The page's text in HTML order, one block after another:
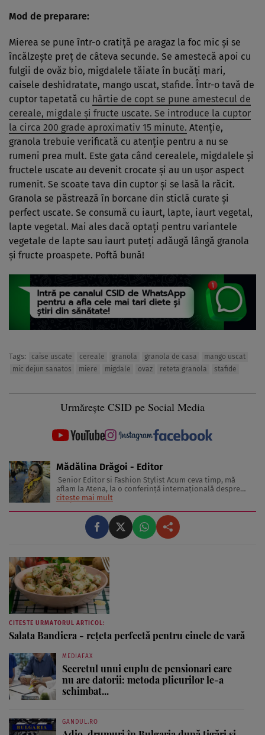
Mod de preparare:
Mierea se pune într-o cratiță pe aragaz la foc mic și se
încălzește preț de câteva secunde. Se amestecă apoi cu
fulgii de ovăz bio, migdalele tăiate în bucăți mari,
caisele deshidratate, mango uscat, stafide. Într-o tavă de
cuptor tapetată cu hârtie de copt se pune amestecul de
cereale, migdale și fructe uscate. Se introduce la cuptor
la circa 200 grade aproximativ 15 minute. Atenție,
granola trebuie verificată cu atenție pentru a nu se
rumeni prea mult. Este gata când cerealele, migdalele și
fructele uscate au devenit crocate și au un ușor aspect
rumenit. Se scoate tava din cuptor și se lasă la răcit.
Granola se păstrează în borcane din sticlă curate și
perfect uscate. Se consumă cu iaurt, lapte, iaurt vegetal,
lapte vegetal. Mai ales dacă optați pentru variantele
vegetale de lapte sau iaurt puteți adăugă lângă granola
și fructe proaspete. Poftă bună!
Tags: caise uscate cereale granola granola de casa
mango uscat
mic dejun sanatos
miere migdale ovaz reteta granola stafide
Urmărește CSID pe Social Media
Mădălina Drăgoi - Editor
Senior Editor si Fashion Stylist Acum ceva timp, mă
aflam la Atena, la o conferinţă internaţională despre
frumuseţe şi industria de profil. În sală erau jurnaliste
Multe dintre ele erau parcă scoase din paginile
revistelor pentru ...
citește mai mult
CITESTE URMATORUL ARTICOL:
Salata Bandiera - rețeta perfectă pentru cinele de vară
MEDIAFAX
Secretul unui cuplu de pensionari care
nu are datorii: metoda plicurilor le-a
schimbat...
GANDUL.RO